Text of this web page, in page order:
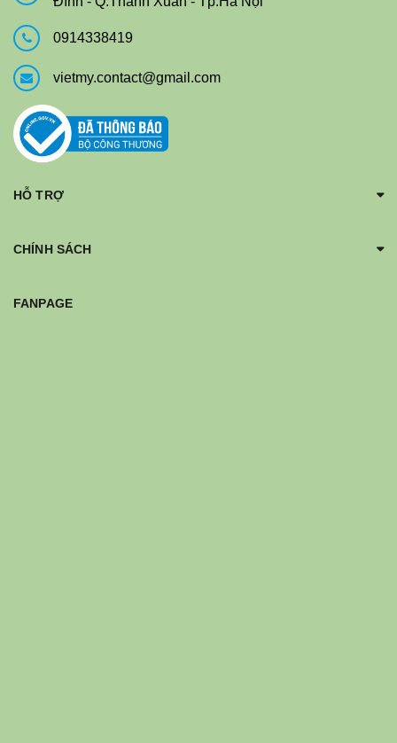
0914338419
vietmy.contact@gmail.com
HỖ TRỢ
CHÍNH SÁCH
FANPAGE